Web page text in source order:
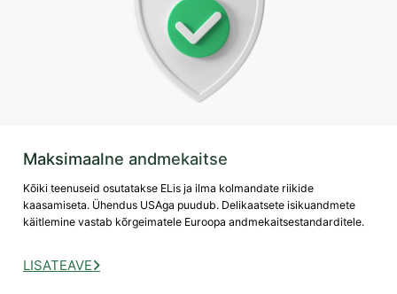
Maksimaalne andmekaitse
Kõiki teenuseid osutatakse ELis ja ilma kolmandate riikide
kaasamiseta. Ühendus USAga puudub. Delikaatsete isikuandmete
käitlemine vastab kõrgeimatele Euroopa andmekaitsestandarditele.
LISATEAVE